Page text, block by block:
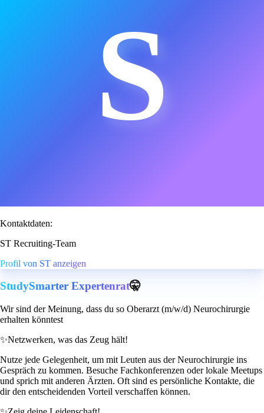
S
Kontaktdaten:
ST Recruiting-Team
Profil von ST anzeigen
StudySmarter Expertenrat🤫
Wir sind der Meinung, dass du so Oberarzt (m/w/d) Neurochirurgie
erhalten könntest
✨Netzwerken, was das Zeug hält!
Nutze jede Gelegenheit, um mit Leuten aus der Neurochirurgie ins
Gespräch zu kommen. Besuche Fachkonferenzen oder lokale Meetups
und sprich mit anderen Ärzten. Oft sind es persönliche Kontakte, die
dir den entscheidenden Vorteil verschaffen können.